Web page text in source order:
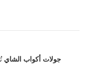
جولات أكواب الشاي